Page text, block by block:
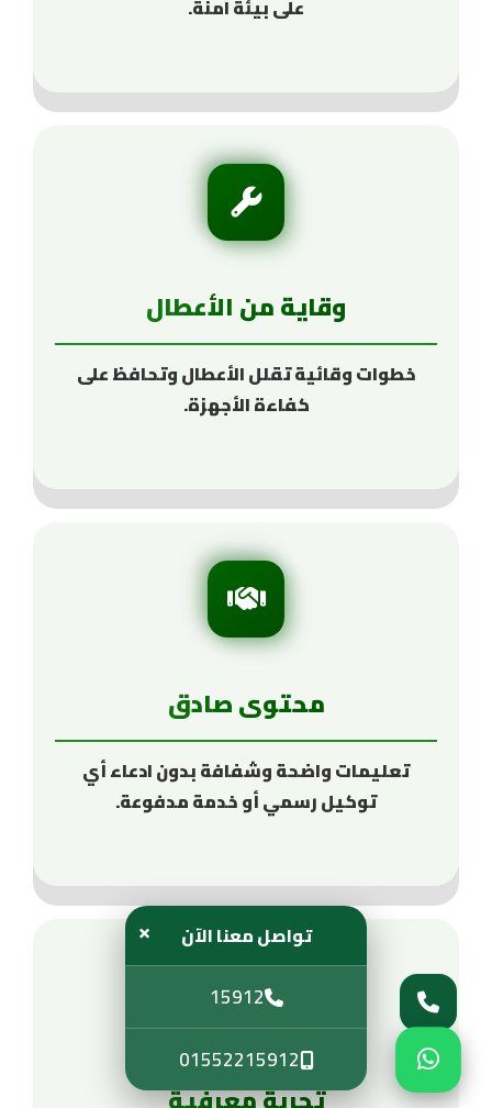
على بيئة آمنة.
وقاية من الأعطال
خطوات وقائية تقلل الأعطال وتحافظ على
كفاءة الأجهزة.
محتوى صادق
تعليمات واضحة وشفافة بدون ادعاء أي
توكيل رسمي أو خدمة مدفوعة.
تواصل معنا الآن ×
15912
01552215912